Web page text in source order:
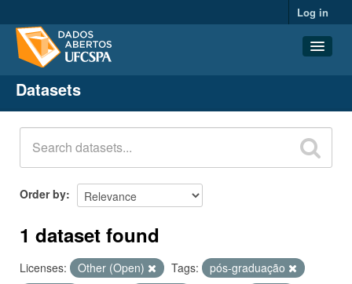
Log in
Datasets
Organizations
Groups
About
Datasets
Order by
1 dataset found
Licenses: Other (Open) Tags:
pós-graduação